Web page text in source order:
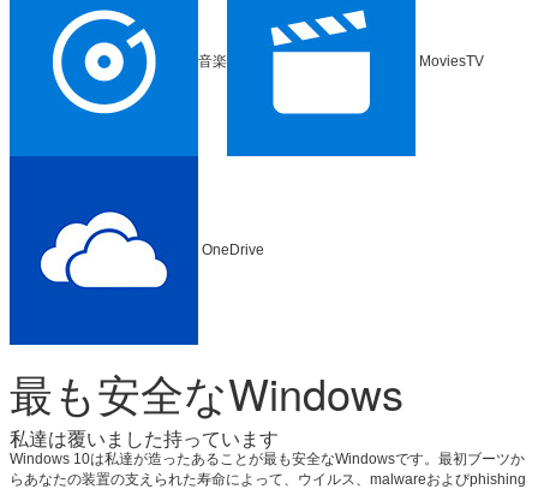
音楽 MoviesTV
OneDrive
最も安全なWindows
私達は覆いました持っています
Windows 10は私達が造ったあることが最も安全なWindowsです。最初ブーツか
らあなたの装置の支えられた寿命によって、ウイルス、malwareおよびphishing